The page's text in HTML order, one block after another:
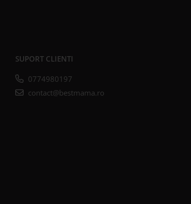
SUPORT CLIENTI
0774980197
contact@bestmama.ro